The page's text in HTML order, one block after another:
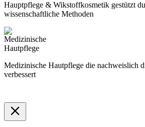
Hauptpflege & Wikstoffkosmetik gestützt
wissenschaftliche Methoden
Medizinische Hautpflege die nachweislich
verbessert